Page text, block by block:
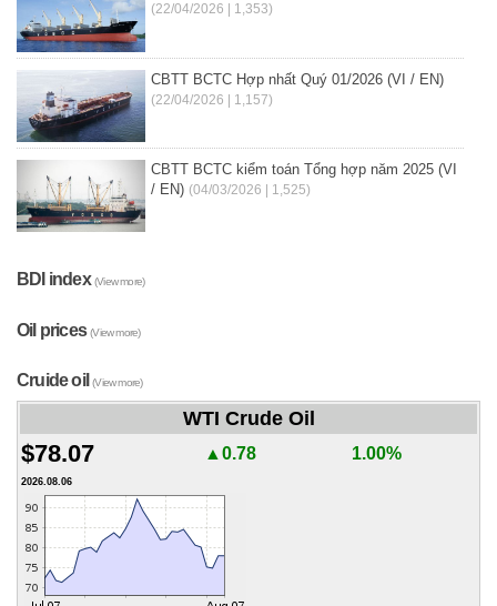
(22/04/2026 | 1,353)
CBTT BCTC Hợp nhất Quý 01/2026 (VI / EN)
(22/04/2026 | 1,157)
CBTT BCTC kiểm toán Tổng hợp năm 2025 (VI
/ EN) (04/03/2026 | 1,525)
BDI index(View more)
Oil prices(View more)
Cruide oil(View more)
WTI Crude Oil
$78.07 ▲0.78 1.00%
2026.08.06